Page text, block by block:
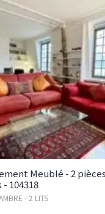
Meublé - 2 pièces
- 104318
- 2 LITS